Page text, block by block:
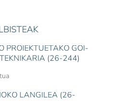
PROIEKTUETAKO GOI-
(26-244)
LANGILEA (26-